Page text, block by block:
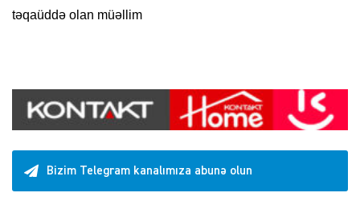
təqaüddə olan müəllim
Bizim Telegram kanalımıza abunə olun